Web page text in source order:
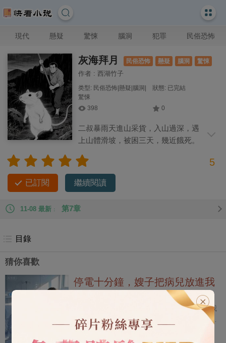
現代 懸疑 驚悚 腦洞 犯罪 民俗恐怖
灰海拜月 民俗恐怖 懸疑 腦洞
驚悚
作者 : 西湖竹子
类型: 民俗恐怖|懸疑|腦洞|
驚悚
狀態: 已完結
398 0
二叔暴雨天進山采貨，入山過深，遇
上山體滑坡，被困三天，幾近餓死。
引他走出一條生路。 出山之時，二叔一無所獲，又落得一身傷
痕，回去只怕遭人恥笑。 離別之時，二叔假意拜別，說回去之
后要給白鼠立牌位供香火。 白鼠如人一般，躬身回禮，怎料二
瑕，展開來有二尺來寬，二叔在村子里出盡了風頭。 奶奶見了
是仙家的皮，你這癟犢玩意，闖大禍了！」
5
已訂閱 繼續閱讀
11-08 最新 第7章
目錄
猜你喜歡
停電十分鐘，嫂子把病兒放進我
我剛哄睡出生第三天的兒子，嫂子便拿著一隻
印泥禮盒推門進來。 我剛要閉眼，幾行字從我
眼前飄過。 【別戴她送來的眼罩，也別讓護理
員抱走孩子。】 【她的兒子查出心臟有問題。